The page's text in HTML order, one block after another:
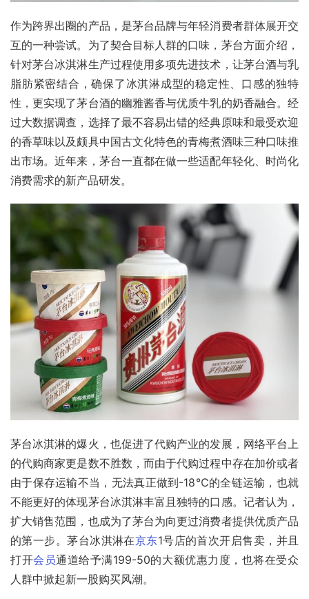
作为跨界出圈的产品，是茅台品牌与年轻消费者群体展开交
互的一种尝试。为了契合目标人群的口味，茅台方面介绍，
针对茅台冰淇淋生产过程使用多项先进技术，让茅台酒与乳
脂肪紧密结合，确保了冰淇淋成型的稳定性、口感的独特
性，更实现了茅台酒的幽雅酱香与优质牛乳的奶香融合。经
过大数据调查，选择了最不容易出错的经典原味和最受欢迎
的香草味以及颇具中国古文化特色的青梅煮酒味三种口味推
出市场。近年来，茅台一直都在做一些适配年轻化、时尚化
消费需求的新产品研发。
茅台冰淇淋的爆火，也促进了代购产业的发展，网络平台上
的代购商家更是数不胜数，而由于代购过程中存在加价或者
由于保存运输不当，无法真正做到-18℃的全链运输，也就
不能更好的体现茅台冰淇淋丰富且独特的口感。记者认为，
扩大销售范围，也成为了茅台为向更过消费者提供优质产品
的第一步。茅台冰淇淋在京东1号店的首次开启售卖，并且
打开会员通道给予满199-50的大额优惠力度，也将在受众
人群中掀起新一股购买风潮。